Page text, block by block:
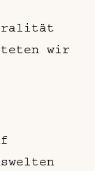
wir